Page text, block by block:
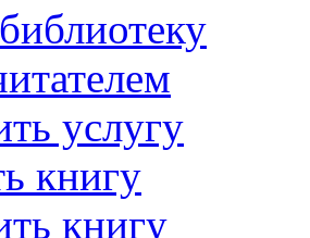
услугу
книгу
книгу